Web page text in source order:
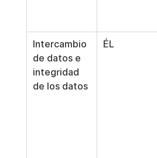
Intercambio
de datos e
integridad
de los datos
ÉL